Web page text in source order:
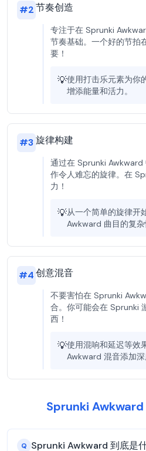
#2节奏创造
专注于在 Sprunki
节奏基础。一个好的节拍
要！
💡使用打击乐元素为你
增添能量和活力。
#3旋律构建
通过在 Sprunki Awkward
作令人难忘的旋律。在
力！
💡从一个简单的旋律开
Awkward 曲目的复杂
#4创意混音
不要害怕在 Sprunki
合。你可能会在 Sprunki
西！
💡使用混响和延迟等效
Awkward 混音添加深
Sprunki Awkward
Q Sprunki Awkward 到底是